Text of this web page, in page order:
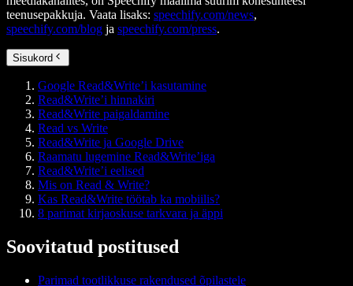
teenusepakkuja. Vaata lisaks: speechify.com/news,
speechify.com/blog ja speechify.com/press.
Sisukord
Google Read&Write’i kasutamine
Read&Write’i hinnakiri
Read&Write paigaldamine
Read vs Write
Read&Write ja Google Drive
Raamatu lugemine Read&Write’iga
Read&Write’i eelised
Mis on Read & Write?
Kas Read&Write töötab ka mobiilis?
8 parimat kirjaoskuse tarkvara ja äppi
Soovitatud postitused
Parimad tootlikkuse rakendused õpilastele